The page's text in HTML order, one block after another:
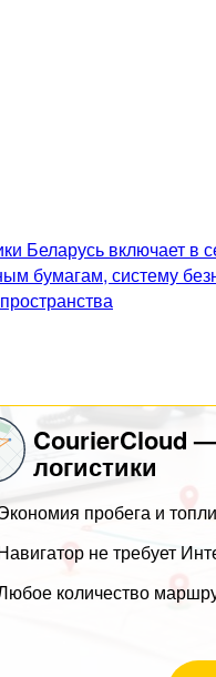
Беларусь включает в
бумагам, систему
CourierCloud
логистики
пробега и
не требует
количество